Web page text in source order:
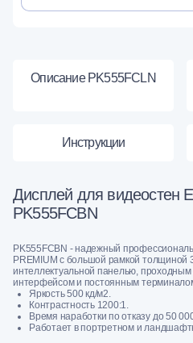
Описание PK555FCLN
Инструкции
Дисплей для видеостен
PK555FCBN
PK555FCBN - надежный
PREMIUM с большой рамкой толщиной
интеллектуальной панелью,
интерфейсом и постоянным
Яркость 500 кд/м2.
Контрастность 1200:1.
Время наработки по отказу до 50
Работает в портретном и